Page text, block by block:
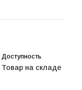
Товар на складе